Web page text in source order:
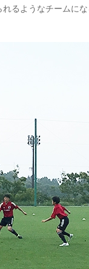
るようなチームに